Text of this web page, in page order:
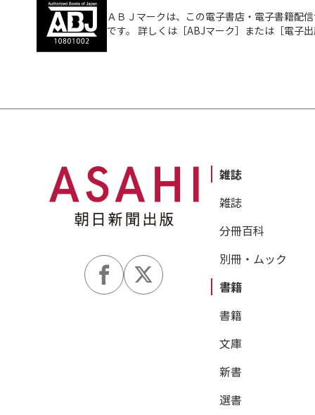
ＡＢＪマークは、この電子書店・電子書籍配
です。 詳しくは［ABJマーク］または［電子
雑誌
雑誌
分冊百科
別冊・ムック
書籍
書籍
文庫
新書
選書